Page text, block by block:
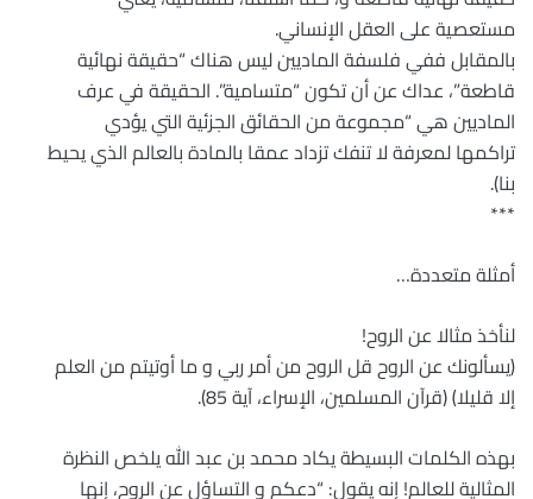
مستعصية على العقل الإنساني.
بالمقابل ففي فلسفة الماديين ليس هناك “حقيقة نهائية
قاطعة”، عداك عن أن تكون “متسامية”. الحقيقة في عرف
الماديين هي “مجموعة من الحقائق الجزئية التي يؤدي
تراكمها لمعرفة لا تنفك تزداد عمقا بالمادة بالعالم الذي يحيط
بنا).
***
أمثلة متعددة…
لنأخذ مثالا عن الروح!
﴿يسألونك عن الروح قل الروح من أمر ربي و ما أوتيتم من العلم
إلا قليلا﴾ (قرآن المسلمين، الإسراء، آية 85).
بهذه الكلمات البسيطة يكاد محمد بن عبد الله يلخص النظرة
المثالية للعالم! إنه يقول: “دعكم و التساؤل عن الروح، إنها